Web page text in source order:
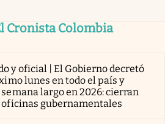
Cronista Colombia
y oficial | El Gobierno decretó
lunes en todo el país y
largo en 2026: cierran
oficinas gubernamentales